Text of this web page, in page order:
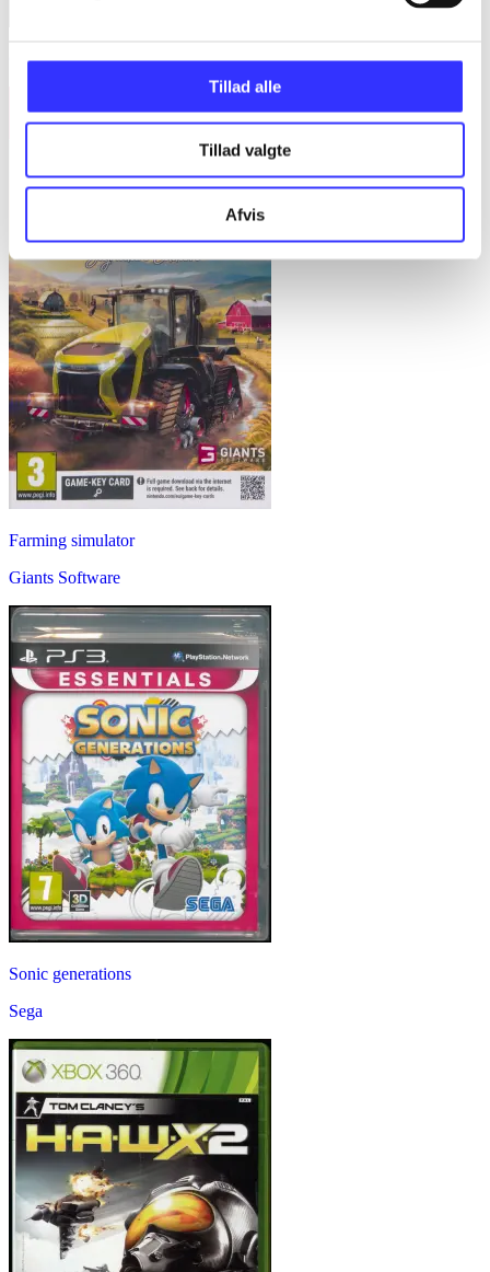
Tillad alle
Tillad valgte
Afvis
Green Day rockband
Farming simulator
Giants Software
Sonic generations
Sega